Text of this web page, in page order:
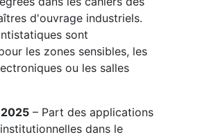
d'ouvrage industriels.
sont
les zones sensibles, les
ou les salles
– Part des applications
dans le